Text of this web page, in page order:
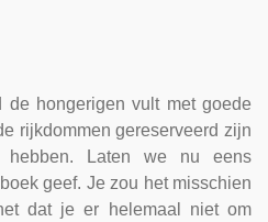
de hongerigen vult met goede
rijkdommen gereserveerd zijn
Laten we nu eens
geef. Je zou het misschien
dat je er helemaal niet om